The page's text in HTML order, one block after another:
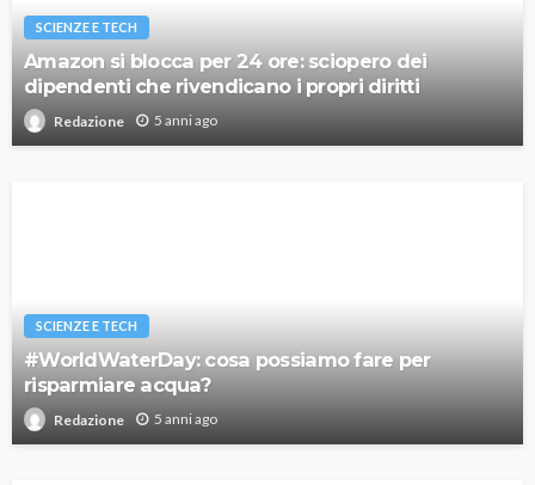
SCIENZE E TECH
Amazon si blocca per 24 ore: sciopero dei
dipendenti che rivendicano i propri diritti
Redazione 5 anni ago
SCIENZE E TECH
#WorldWaterDay: cosa possiamo fare per
risparmiare acqua?
Redazione 5 anni ago